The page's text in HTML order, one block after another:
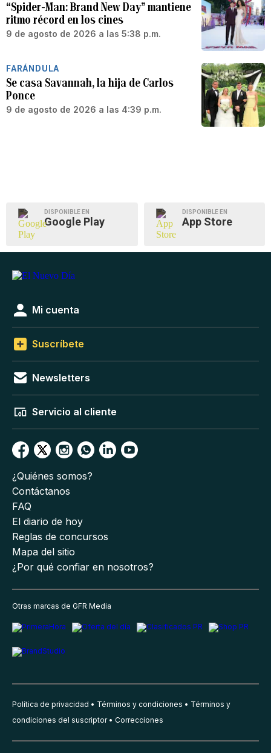
“Spider-Man: Brand New Day” mantiene
ritmo récord en los cines
9 de agosto de 2026 a las 5:38 p.m.
FARÁNDULA
Se casa Savannah, la hija de Carlos
Ponce
9 de agosto de 2026 a las 4:39 p.m.
DISPONIBLE EN
Google Play
DISPONIBLE EN
App Store
Mi cuenta
Suscríbete
Newsletters
Servicio al cliente
¿Quiénes somos?
Contáctanos
FAQ
El diario de hoy
Reglas de concursos
Mapa del sitio
¿Por qué confiar en nosotros?
Otras marcas de GFR Media
Política de privacidad Términos y condiciones
Términos y
condiciones del suscriptor
Correcciones